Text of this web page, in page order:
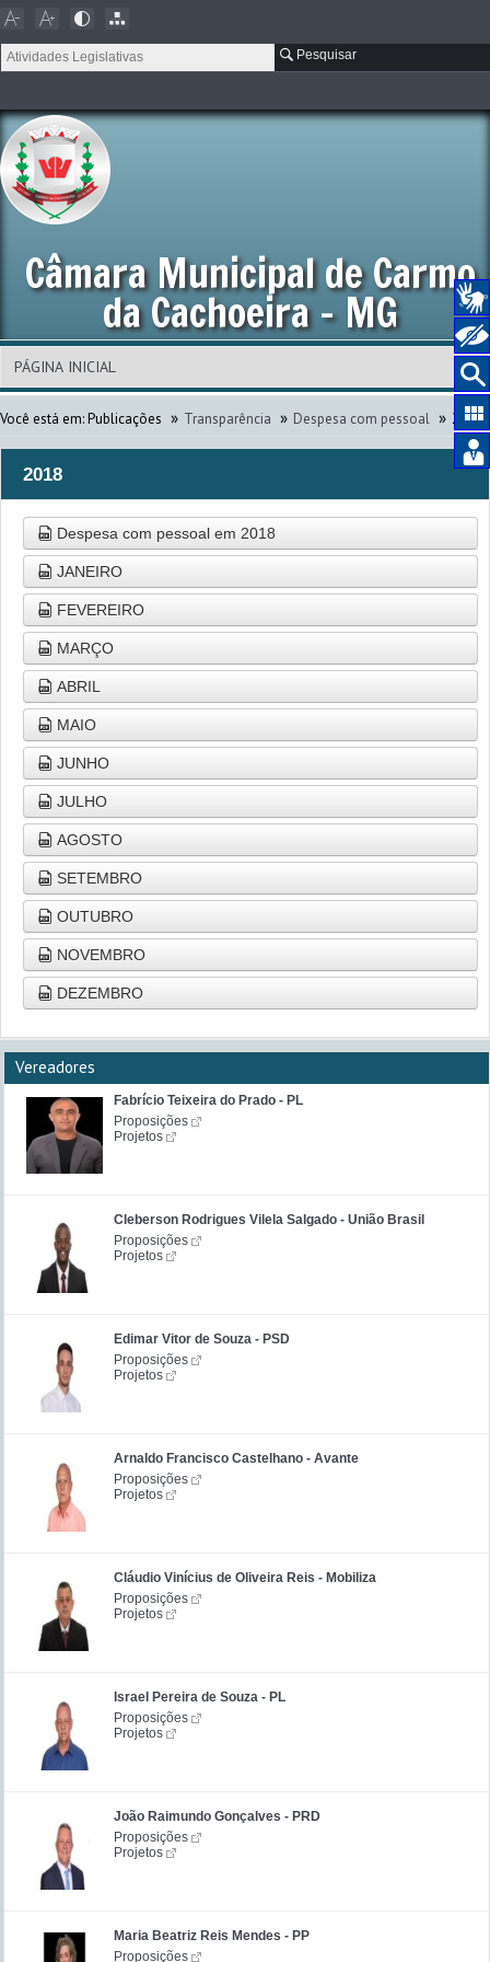
Pesquisar
Câmara Municipal de Carmo
da Cachoeira - MG
Você está em:Publicações » Transparência » Despesa com pessoal » 2018
2018
Despesa com pessoal em 2018
JANEIRO
FEVEREIRO
MARÇO
ABRIL
MAIO
JUNHO
JULHO
AGOSTO
SETEMBRO
OUTUBRO
NOVEMBRO
DEZEMBRO
Vereadores
Fabrício Teixeira do Prado - PL
Proposições
Projetos
Cleberson Rodrigues Vilela Salgado - União Brasil
Proposições
Projetos
Edimar Vitor de Souza - PSD
Proposições
Projetos
Arnaldo Francisco Castelhano - Avante
Proposições
Projetos
Cláudio Vinícius de Oliveira Reis - Mobiliza
Proposições
Projetos
Israel Pereira de Souza - PL
Proposições
Projetos
João Raimundo Gonçalves - PRD
Proposições
Projetos
Maria Beatriz Reis Mendes - PP
Proposições